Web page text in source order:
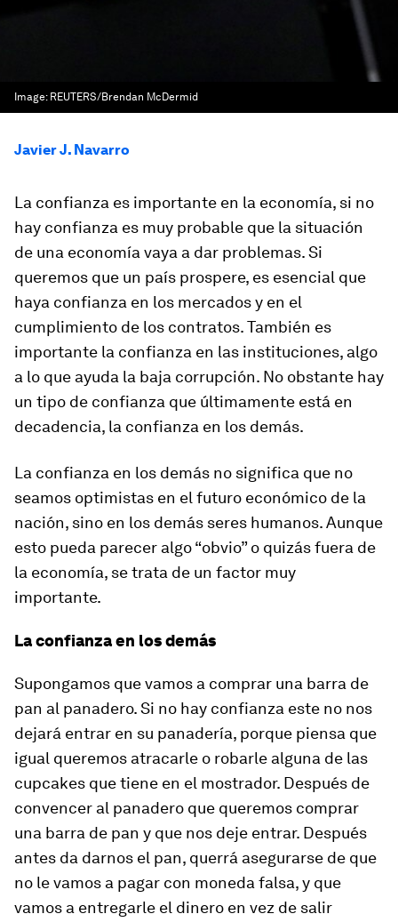
Image: REUTERS/Brendan McDermid
Javier J. Navarro
La confianza es importante en la economía, si no
hay confianza es muy probable que la situación
de una economía vaya a dar problemas. Si
queremos que un país prospere, es esencial que
haya confianza en los mercados y en el
cumplimiento de los contratos. También es
importante la confianza en las instituciones, algo
a lo que ayuda la baja corrupción. No obstante hay
un tipo de confianza que últimamente está en
decadencia, la confianza en los demás.
La confianza en los demás no significa que no
seamos optimistas en el futuro económico de la
nación, sino en los demás seres humanos. Aunque
esto pueda parecer algo “obvio” o quizás fuera de
la economía, se trata de un factor muy
importante.
La confianza en los demás
Supongamos que vamos a comprar una barra de
pan al panadero. Si no hay confianza este no nos
dejará entrar en su panadería, porque piensa que
igual queremos atracarle o robarle alguna de las
cupcakes que tiene en el mostrador. Después de
convencer al panadero que queremos comprar
una barra de pan y que nos deje entrar. Después
antes da darnos el pan, querrá asegurarse de que
no le vamos a pagar con moneda falsa, y que
vamos a entregarle el dinero en vez de salir